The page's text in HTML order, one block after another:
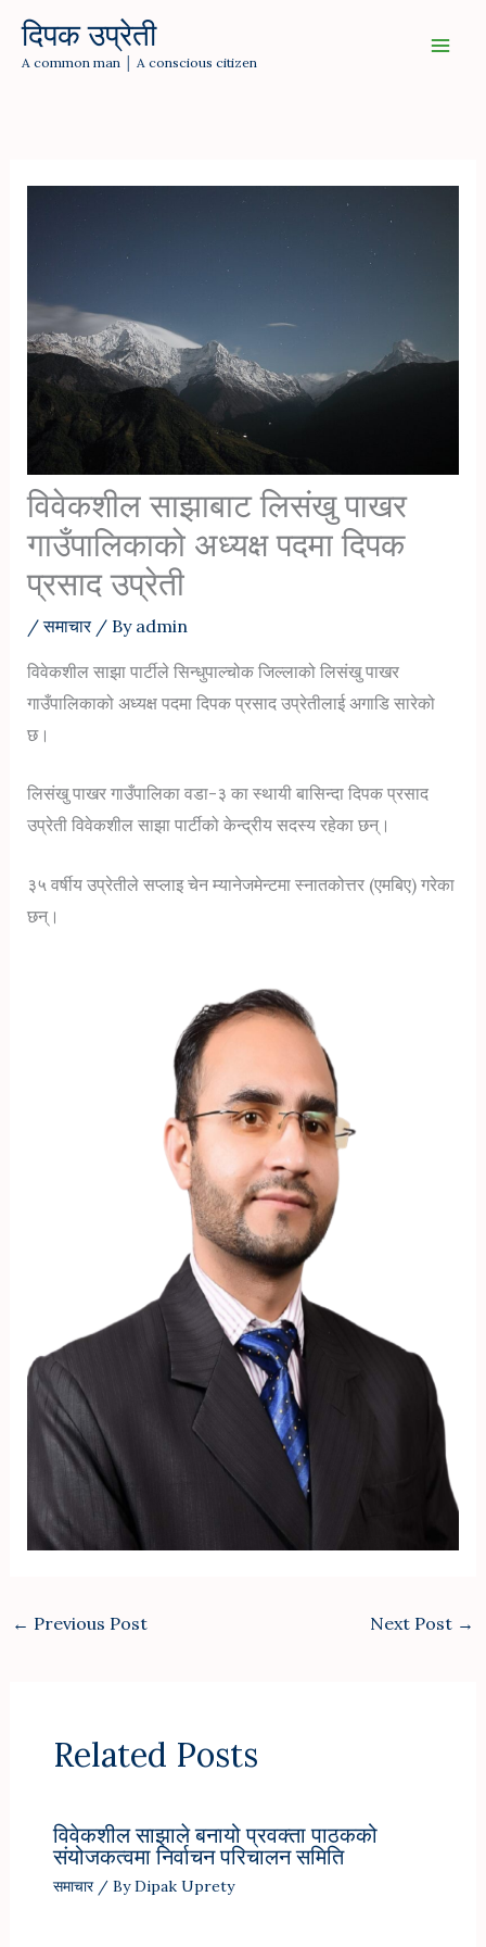
Skip
दिपक उप्रेती
A common man │ A conscious citizen
विवेकशील साझाबाट लिसंखु पाखर
गाउँपालिकाको अध्यक्ष पदमा दिपक
प्रसाद उप्रेती
/समाचार/ By admin
विवेकशील साझा पार्टीले सिन्धुपाल्चोक जिल्लाको लिसंखु पाखर
गाउँपालिकाको अध्यक्ष पदमा दिपक प्रसाद उप्रेतीलाई अगाडि सारेको
छ।
लिसंखु पाखर गाउँपालिका वडा-३ का स्थायी बासिन्दा दिपक प्रसाद
उप्रेती विवेकशील साझा पार्टीको केन्द्रीय सदस्य रहेका छन्।
३५ वर्षीय उप्रेतीले सप्लाइ चेन म्यानेजमेन्टमा स्नातकोत्तर (एमबिए) गरेका
छन्।
← Previous Post Next Post →
Related Posts
विवेकशील साझाले बनायो प्रवक्ता पाठकको
संयोजकत्वमा निर्वाचन परिचालन समिति
समाचार/ ByDipak Uprety